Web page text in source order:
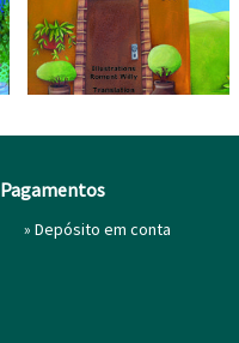
Pagamentos
» Depósito em conta